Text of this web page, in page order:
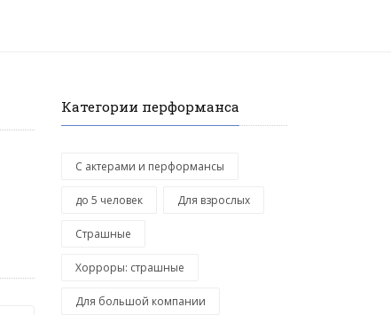
Категории перформанса
С актерами и перформансы
до 5 человек Для взрослых
Страшные
Хорроры: страшные
Для большой компании